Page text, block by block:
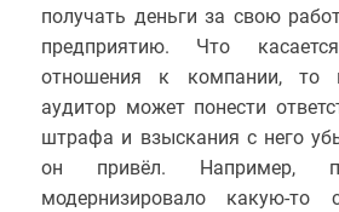
получать деньги за свою
предприятию. Что
отношения к компании, то
аудитор может понести
штрафа и взыскания с него
он привёл. Например,
модернизировало какую-то